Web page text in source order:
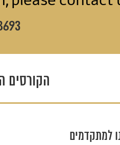
הקורסים
למתקדמים